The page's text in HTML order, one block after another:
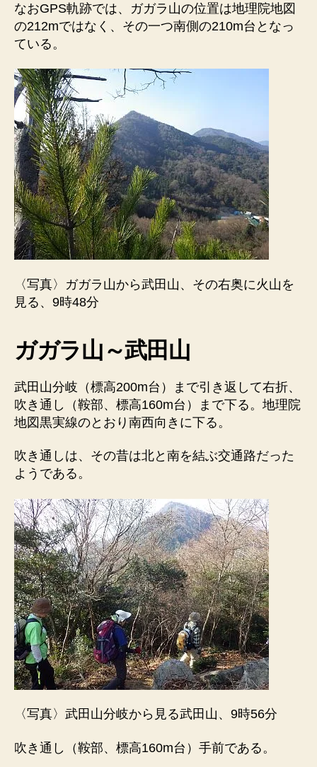
なおGPS軌跡では、ガガラ山の位置は地理院地図
の212mではなく、その一つ南側の210m台となっ
ている。
〈写真〉ガガラ山から武田山、その右奥に火山を
見る、9時48分
ガガラ山～武田山
武田山分岐（標高200m台）まで引き返して右折、
吹き通し（鞍部、標高160m台）まで下る。地理院
地図黒実線のとおり南西向きに下る。
吹き通しは、その昔は北と南を結ぶ交通路だった
ようである。
〈写真〉武田山分岐から見る武田山、9時56分
吹き通し（鞍部、標高160m台）手前である。